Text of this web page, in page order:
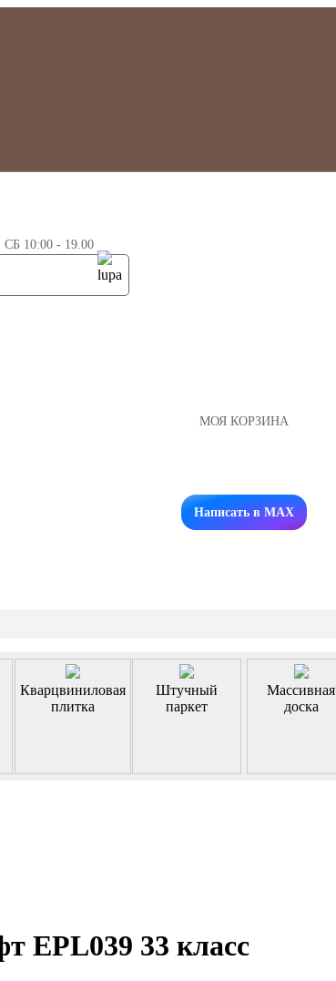
10:00 - 19.00
МОЯ КОРЗИНА
Заказать звонок
Написать в MAX
Кварцвиниловая
плитка
Штучный
паркет
Массивная
доска
EPL039 33 класс